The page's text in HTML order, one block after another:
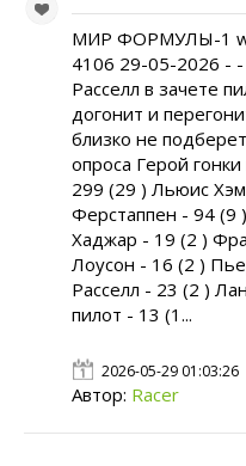
МИР ФОРМУЛЫ-1
4106 29-05-2026 -
Расселл в зачете
догонит и
близко не
опроса Герой
299 (29 ) Льюис
Ферстаппен - 94 (9
Хаджар - 19 (2 )
Лоусон - 16 (2 )
Расселл - 23 (2 )
пилот - 13 (1...
2026-05-29 01:03:26
Автор: Racer